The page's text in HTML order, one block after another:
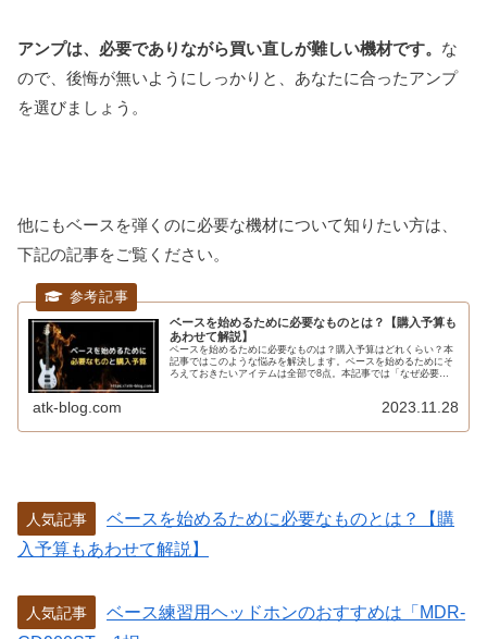
アンプは、必要でありながら買い直しが難しい機材です。 な
ので、後悔が無いようにしっかりと、あなたに合ったアンプ
を選びましょう。
他にもベースを弾くのに必要な機材について知りたい方は、
下記の記事をご覧ください。
ベースを始めるために必要なものとは？【購入予算も
あわせて解説】
ベースを始めるために必要なものは？購入予算はどれくらい？本
記事ではこのような悩みを解決します。ベースを始めるためにそ
ろえておきたいアイテムは全部で8点。本記事では「なぜ必要な
atk-blog.com 2023.11.28
人気記事
ベースを始めるために必要なものとは？【購
入予算もあわせて解説】
人気記事
ベース練習用ヘッドホンのおすすめは「MDR-